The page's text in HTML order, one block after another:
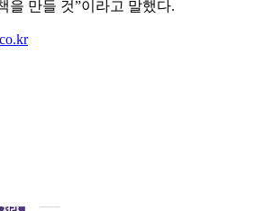
을 만들 것”이라고 말했다.